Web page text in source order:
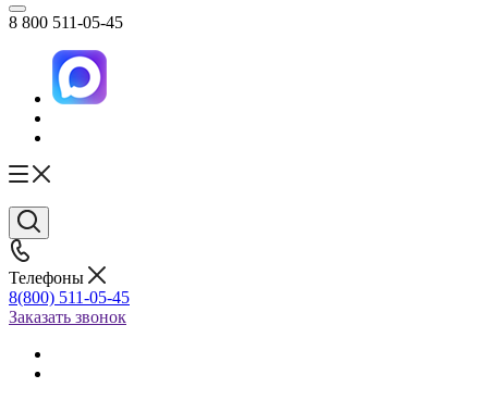
8 800 511-05-45
Телефоны
8(800) 511-05-45
Заказать звонок